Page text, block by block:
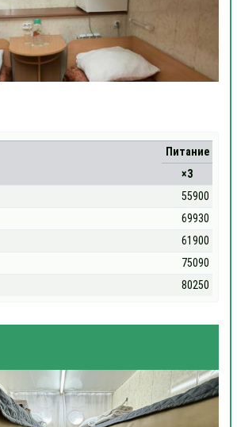
Питание
×3
55900
69930
61900
75090
80250